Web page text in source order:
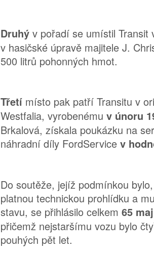
Druhý v pořadí se umístil Transit
v hasičské úpravě majitele J.
500 litrů pohonných hmot.
Třetí místo pak patří Transitu v
Westfalia, vyrobenému v únoru
Brkalová, získala poukázku na
náhradní díly FordService v
Do soutěže, jejíž podmínkou
platnou technickou prohlídku a
stavu, se přihlásilo celkem 65
přičemž nejstaršímu vozu bylo
pouhých pět let.